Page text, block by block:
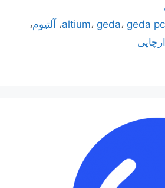
altium، geda، geda ، آلتیوم،